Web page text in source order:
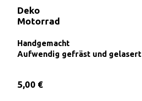
Deko
Motorrad
Handgemacht
Aufwendig gefräst und gelasert
5,00 €